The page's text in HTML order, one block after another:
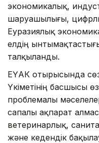
экономикалық,
шаруашылығы,
Еуразиялық
елдің
талқыланды.
ЕҮАК отырысында сөз
Үкіметінің басшысы
проблемалы
сапалы ақпарат
ветеринарлық,
және кедендік